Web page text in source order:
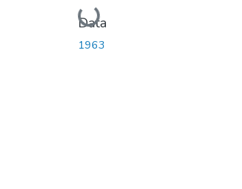
Carregando...
Data
1963